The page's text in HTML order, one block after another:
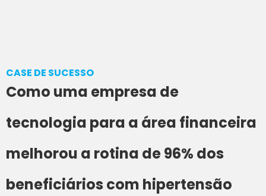
CASE DE SUCESSO
Como uma empresa de
tecnologia para a área financeira
melhorou a rotina de 96% dos
beneficiários com hipertensão